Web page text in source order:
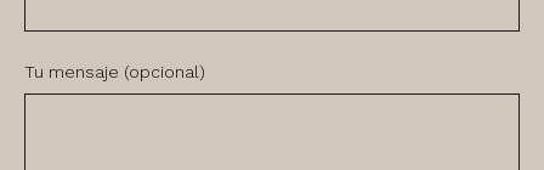
Tu mensaje (opcional)